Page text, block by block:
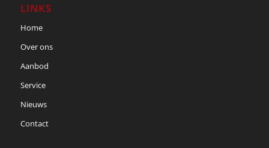
LINKS
Home
Over ons
Aanbod
Service
Nieuws
Contact